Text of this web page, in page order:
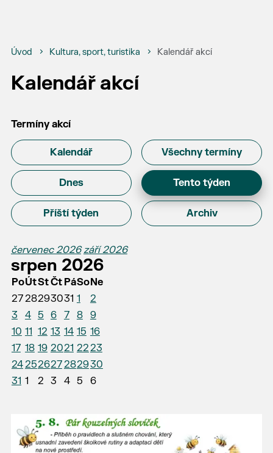
Úvod Kultura, sport, turistika Kalendář akcí
Kalendář akcí
Termíny akcí
Kalendář Všechny termíny
Dnes Tento týden
Příští týden Archiv
červenec 2026 září 2026
srpen 2026
PoÚtStČt PáSoNe
2728293031 1
2
3
4 5 6 7 8
9
10 11 12 13 14 15 16
17 18 19 2021 2223
24252627282930
31 1 2 3 4 5 6